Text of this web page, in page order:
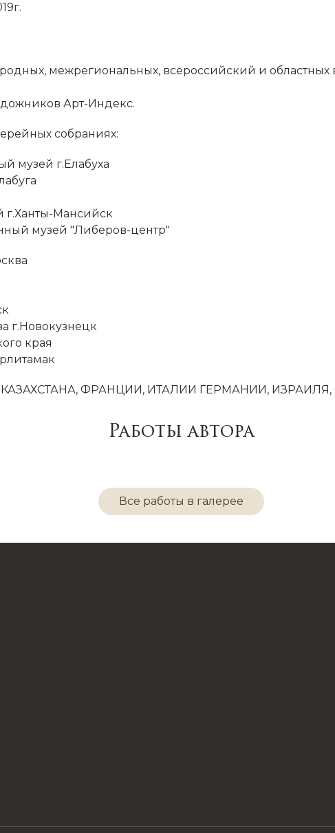
межрегиональных, всероссийский и областных
Арт-Индекс.
собраниях:
музей г.Елабуха
г.Ханты-Мансийск
музей "Либеров-центр"
г.Новокузнецк
края
КАЗАХСТАНА, ФРАНЦИИ, ИТАЛИИ ГЕРМАНИИ,
Работы автора
Все работы в галерее